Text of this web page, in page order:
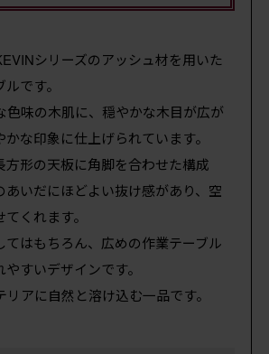
シリーズのアッシュ材を用いた
です。
色味の木肌に、穏やかな木目が広が
かな印象に仕上げられています。
方形の天板に角脚を合わせた構成
あいだにほどよい抜け感があり、空
くれます。
てはもちろん、広めの作業テーブル
すいデザインです。
アに自然と溶け込む一品です。